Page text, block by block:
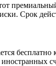
Срок
бесплатно